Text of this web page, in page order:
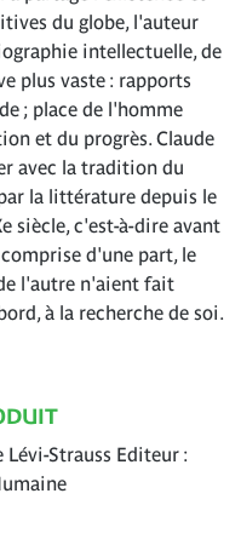
du globe, l'auteur
intellectuelle, de
plus vaste : rapports
; place de l'homme
et du progrès. Claude
avec la tradition du
la littérature depuis le
siècle, c'est-à-dire avant
d'une part, le
l'autre n'aient fait
à la recherche de soi.
Lévi-Strauss Editeur :